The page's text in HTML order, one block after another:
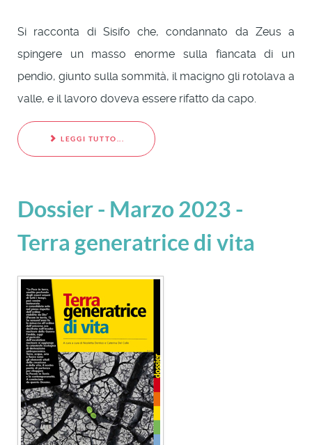
Si racconta di Sisifo che, condannato da Zeus a
spingere un masso enorme sulla fiancata di un
pendio, giunto sulla sommità, il macigno gli rotolava a
valle, e il lavoro doveva essere rifatto da capo.
LEGGI TUTTO...
Dossier - Marzo 2023 -
Terra generatrice di vita